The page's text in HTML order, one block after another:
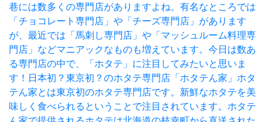
巷には数多くの専門店がありますよね。有名なところでは
「チョコレート専門店」や「チーズ専門店」があります
が、最近では「馬刺し専門店」や「マッシュルーム料理専
門店」などマニアックなものも増えています。今日は数あ
る専門店の中で、「ホタテ」に注目してみたいと思いま
す！日本初？東京初？のホタテ専門店「ホタテん家」ホタ
テん家とは東京初のホタテ専門店です。新鮮なホタテを美
味しく食べられるということで注目されています。ホタテ